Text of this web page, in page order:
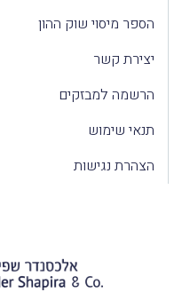
הספר מיסוי שוק ההון
יצירת קשר
הרשמה למבזקים
תנאי שימוש
הצהרת נגישות